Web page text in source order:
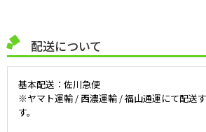
配送について
基本配送：佐川急便
※ヤマト運輸 / 西濃運輸 / 福山通運にて配送
す。